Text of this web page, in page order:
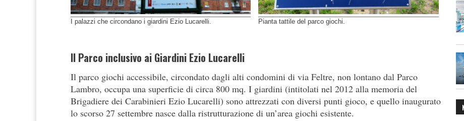
I palazzi che circondano i giardini Ezio Lucarelli. Pianta tattile del parco giochi.
Il Parco inclusivo ai Giardini Ezio Lucarelli
Il parco giochi accessibile, circondato dagli alti condomini di via Feltre, non lontano dal Parco
Lambro, occupa una superficie di circa 800 mq. I giardini (intitolati nel 2012 alla memoria del
Brigadiere dei Carabinieri Ezio Lucarelli) sono attrezzati con diversi punti gioco, e quello inaugurato
lo scorso 27 settembre nasce dalla ristrutturazione di un’area giochi esistente.